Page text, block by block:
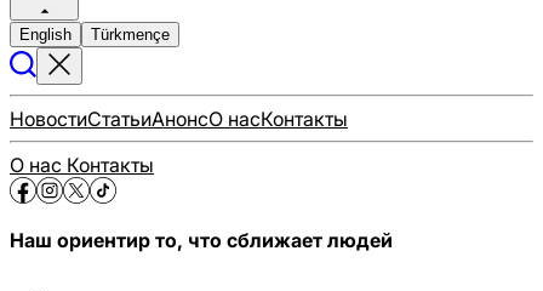
English Türkmençe
НовостиСтатьиАнонсО насКонтакты
О нас Контакты
Наш ориентир то, что сближает людей